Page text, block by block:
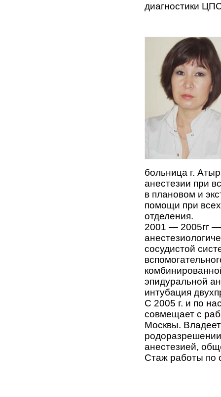
диагностики
больница г.
анестезии при
в плановом и
помощи при
отделения.
2001 — 2005гг
сосудистой
эпидуральной
интубация
С 2005 г. и по
совмещает с
Москвы.
анестезией,
Стаж работы по